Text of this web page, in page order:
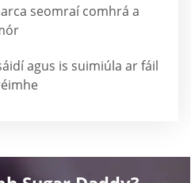
seomraí comhrá a
agus is suimiúla ar fáil